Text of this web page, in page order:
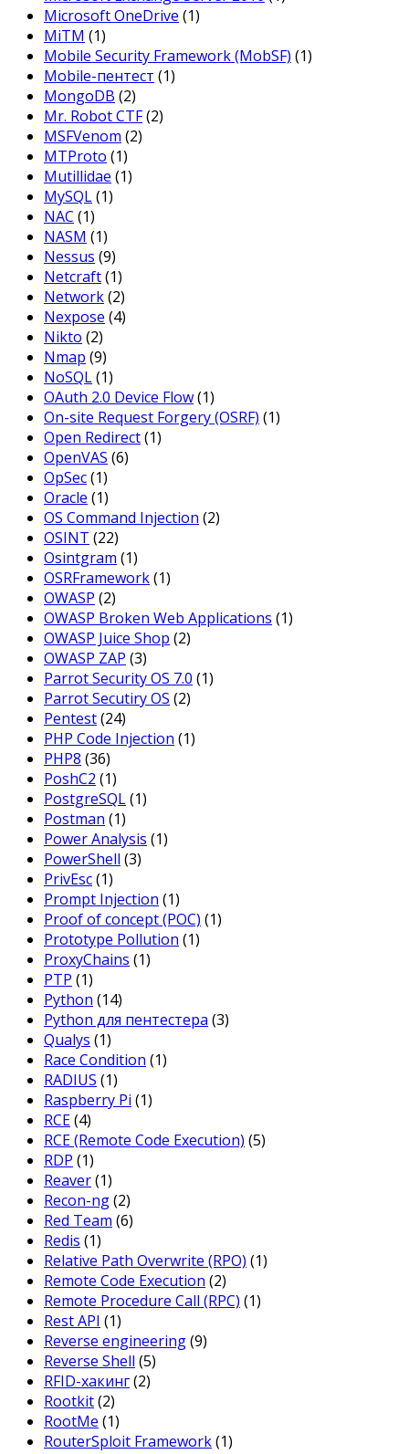
Microsoft OneDrive (1)
MiTM (1)
Mobile Security Framework (MobSF) (1)
Mobile-пентест (1)
MongoDB (2)
Mr. Robot CTF(2)
MSFVenom (2)
MTProto (1)
Mutillidae (1)
MySQL(1)
NAC (1)
NASM (1)
Nessus (9)
Netcraft(1)
Network(2)
Nexpose (4)
Nikto (2)
Nmap (9)
NoSQL(1)
OAuth 2.0 Device Flow(1)
On-site Request Forgery (OSRF) (1)
Open Redirect(1)
OpenVAS (6)
OpSec(1)
Oracle (1)
OS Command Injection (2)
OSINT (22)
Osintgram (1)
OSRFramework(1)
OWASP (2)
OWASP Broken Web Applications (1)
OWASP Juice Shop (2)
OWASP ZAP (3)
Parrot Security OS 7.0 (1)
Parrot Secutiry OS (2)
Pentest(24)
PHP Code Injection (1)
PHP8 (36)
PoshC2 (1)
PostgreSQL(1)
Postman (1)
Power Analysis (1)
PowerShell (3)
PrivEsc(1)
Prompt Injection (1)
Proof of concept (POC) (1)
Prototype Pollution (1)
ProxyChains (1)
PTP (1)
Python (14)
Python для пентестера (3)
Qualys (1)
Race Condition (1)
RADIUS (1)
Raspberry Pi (1)
RCE(4)
RCE (Remote Code Execution) (5)
RDP (1)
Reaver(1)
Recon-ng(2)
Red Team (6)
Redis (1)
Relative Path Overwrite (RPO) (1)
Remote Code Execution (2)
Remote Procedure Call (RPC) (1)
Rest API (1)
Reverse engineering(9)
Reverse Shell (5)
RFID-хакинг(2)
Rootkit(2)
RootMe (1)
RouterSploit Framework(1)